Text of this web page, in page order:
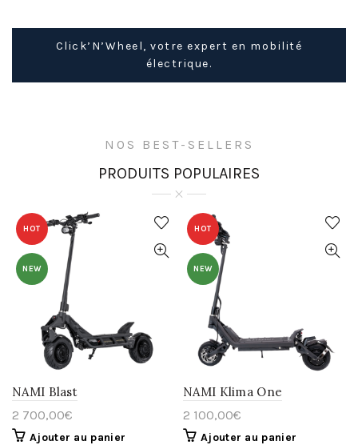
Click’N’Wheel, votre expert en mobilité
électrique.
NOS BEST-SELLERS
PRODUITS POPULAIRES
HOT
NEW
NAMI Blast
2 700,00€
Ajouter au panier
HOT
NEW
NAMI Klima One
2 100,00€
Ajouter au panier